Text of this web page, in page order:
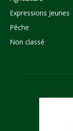
Expressions Jeunes
Pêche
Non classé